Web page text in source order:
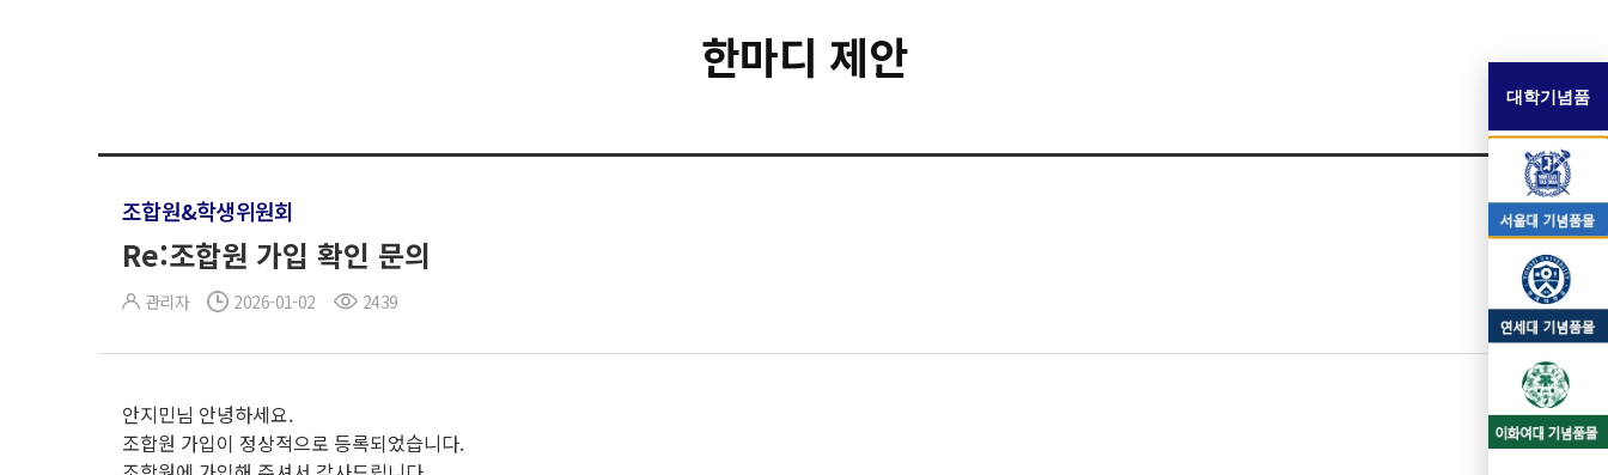
한마디 제안
조합원&학생위원회
Re:조합원 가입 확인 문의
관리자 2026-01-02 2439
안지민님 안녕하세요.
조합원 가입이 정상적으로 등록되었습니다.
대학기념품